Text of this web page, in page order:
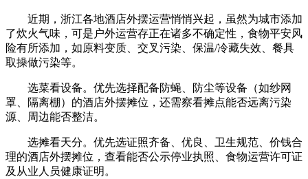
近期，浙江各地酒店外摆运营悄悄兴起，虽然为城市添加
了炊火气味，可是户外运营存正在诸多不确定性，食物平安风
险有所添加，如原料变质、交叉污染、保温/冷藏失效、餐具
取操做污染等。
选菜看设备。优先选择配备防蝇、防尘等设备（如纱网
罩、隔离棚）的酒店外摆摊位，还需察看摊点能否远离污染
源、周边能否整洁。
选摊看天分。优先选证照齐备、优良、卫生规范、价钱合
理的酒店外摆摊位，查看能否公示停业执照、食物运营许可证
及从业人员健康证明。